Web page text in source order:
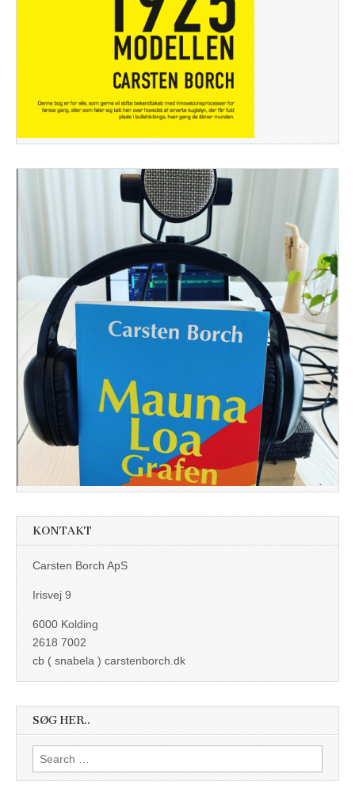
KONTAKT
Carsten Borch ApS
Irisvej 9
6000 Kolding
2618 7002
cb ( snabela ) carstenborch.dk
SØG HER..
Search
for: